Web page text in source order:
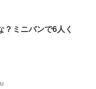
？ミニバンで6人く